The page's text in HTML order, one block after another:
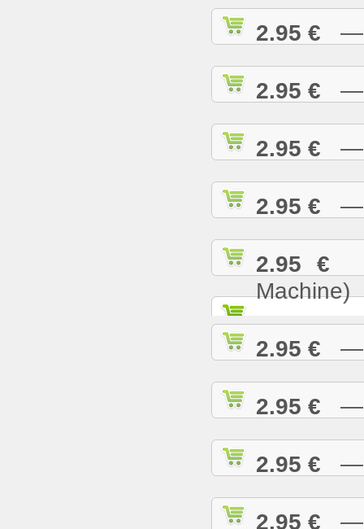
2.95 € —
2.95 € —
2.95 € —
2.95 € —
2.95 €
Machine)
2.95 € —
2.95 € —
2.95 € —
2.95 € —